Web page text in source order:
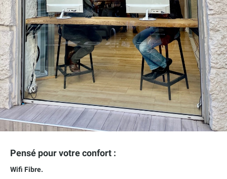
Pensé pour votre confort :
Wifi Fibre.